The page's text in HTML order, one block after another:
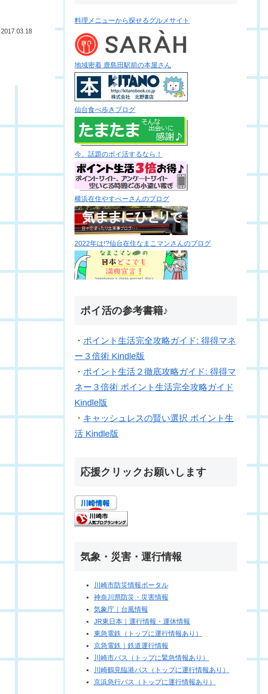
2017.03.18
料理メニューから探せるグルメサイト
地域密着 鹿島田駅前の本屋さん
仙台食べ歩きブログ
今、話題のポイ活するなら！
横浜在住やすべーさんのブログ
2022年は!?仙台在住なまこマンさんのブログ
ポイ活の参考書籍♪
・ ポイント生活完全攻略ガイド: 得得マネ
ー３倍術 Kindle版
・ ポイント生活２徹底攻略ガイド: 得得マ
ネー３倍術 ポイント生活完全攻略ガイド
Kindle版
・ キャッシュレスの賢い選択 ポイント生
活 Kindle版
応援クリックお願いします
気象・災害・運行情報
川崎市防災情報ポータル
神奈川県防災・災害情報
気象庁｜台風情報
JR東日本｜運行情報・運休情報
東急電鉄（トップに運行情報あり）
京急電鉄｜鉄道運行情報
川崎市バス（トップに緊急情報あり）
川崎鶴見臨港バス（トップに運行情報あり）
京浜急行バス（トップに運行情報あり）